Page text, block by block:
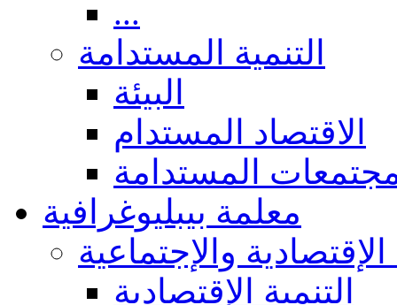
...
التنمية المستدامة
البيئة
الاقتصاد المستدام
المستدامة
معلمة بيبليوغرافية
الإقتصادية والإجتماعية
التنمية الإقتصادية